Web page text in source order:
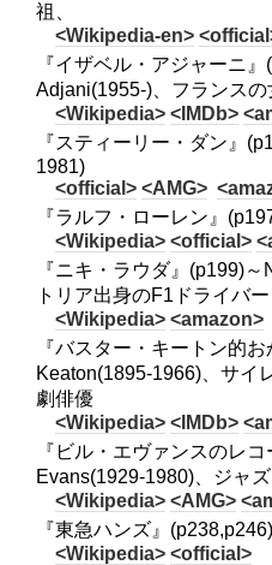
祖、
<Wikipedia-en>
『イザベル・アジャーニ
Adjani(1955-)、フランスの
<Wikipedia> <IMDb>
『スティーリー・ダン』
1981)
<official> <AMG>
『ラルフ・ローレン』
<Wikipedia> <official>
『ニキ・ラウダ』(p199)
トリア出身のF1ドライバー
<Wikipedia> <amazon>
『バスター・キートン的
Keaton(1895-1966)、サイ
劇俳優
<Wikipedia> <IMDb>
『ビル・エヴァンスのレコ
Evans(1929-1980)、ジャ
<Wikipedia> <AMG>
『東急ハンズ』(p238,p246)
<Wikipedia> <official>